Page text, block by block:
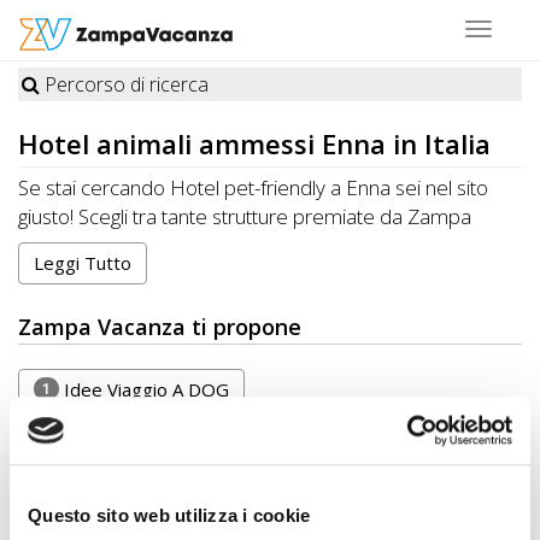
Questo sito web utilizza i cookie
Toggle
STRUTTURE
A
DOG
A
DOG
A
Percorso di ricerca
Hotel animali ammessi Enna in Italia
Se stai cercando Hotel pet-friendly a Enna sei nel sito
giusto! Scegli tra tante strutture premiate da Zampa
Vacanza felici di ospitare cani, gatti e altri animali
domestici. Organizza la tua Vacanza ideale a Enna con i
Struttura per conoscere disponibilità e prezzi.
Vacanza, sempre con te!
Leggi Tutto
Zampa Vacanza ti propone
1 Idee Viaggio A DOG
Altre Province